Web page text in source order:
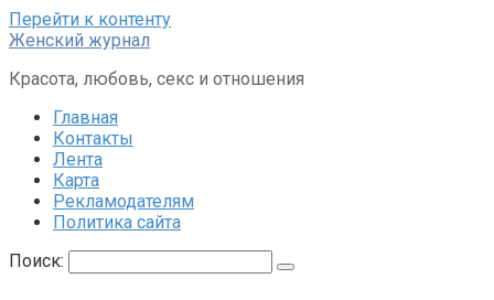
Перейти к контенту
Женский журнал
Красота, любовь, секс и отношения
Главная
Контакты
Лента
Карта
Рекламодателям
Политика сайта
Поиск: